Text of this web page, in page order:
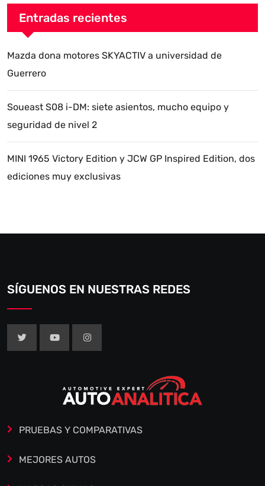
Entradas recientes
Mazda dona motores SKYACTIV a universidad de
Guerrero
Soueast S08 i-DM: siete asientos, mucho equipo y
seguridad de nivel 2
MINI 1965 Victory Edition y JCW GP Inspired Edition, dos
ediciones muy exclusivas
SÍGUENOS EN NUESTRAS REDES
PRUEBAS Y COMPARATIVAS
MEJORES AUTOS